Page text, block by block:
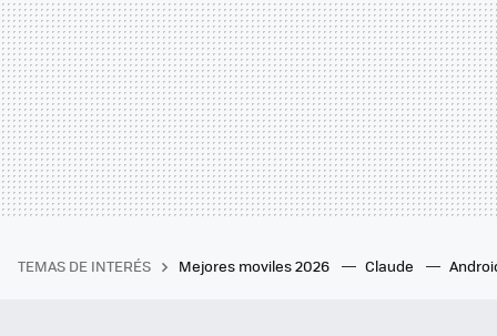
TEMAS DE INTERÉS Mejores moviles 2026 Claude